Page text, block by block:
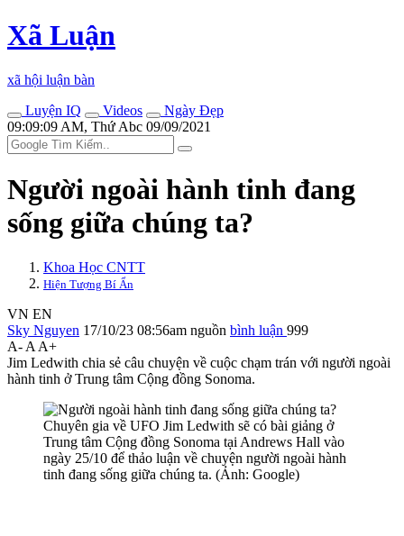
Xã Luận
xã hội luận bàn
Luyện IQ
Videos
Ngày Đẹp
09:09:09 AM, Thứ Abc 09/09/2021
Người ngoài hành tinh đang
sống giữa chúng ta?
Khoa Học CNTT
Hiện Tượng Bí Ẩn
VN EN
Sky Nguyen 17/10/23 08:56am nguồn bình luận 999
A- A A+
Jim Ledwith chia sẻ câu chuyện về cuộc chạm trán với người ngoài
hành tinh ở Trung tâm Cộng đồng Sonoma.
Chuyên gia về UFO Jim Ledwith sẽ có bài giảng ở
Trung tâm Cộng đồng Sonoma tại Andrews Hall vào
ngày 25/10 để thảo luận về chuyện người ngoài hành
tinh đang sống giữa chúng ta. (Ảnh: Google)